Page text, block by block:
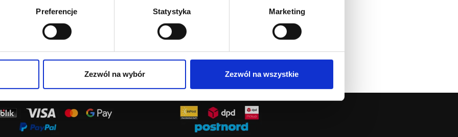
tego, jak Twoje osobiste dane są przetwarzane oraz ustaw własne preferencje wsekcji
cookie możesz zmienić lub wycofać swoją zgodę w dowolnej chwili.
spersonalizowania treści i reklam, aby oferować funkcje społecznościowe i analizować
o tym, jak korzystasz z naszej witryny, udostępniamy partnerom społecznościowym,
Preferencje Statystyka Marketing
Zezwól na wybór Zezwól na wszystkie